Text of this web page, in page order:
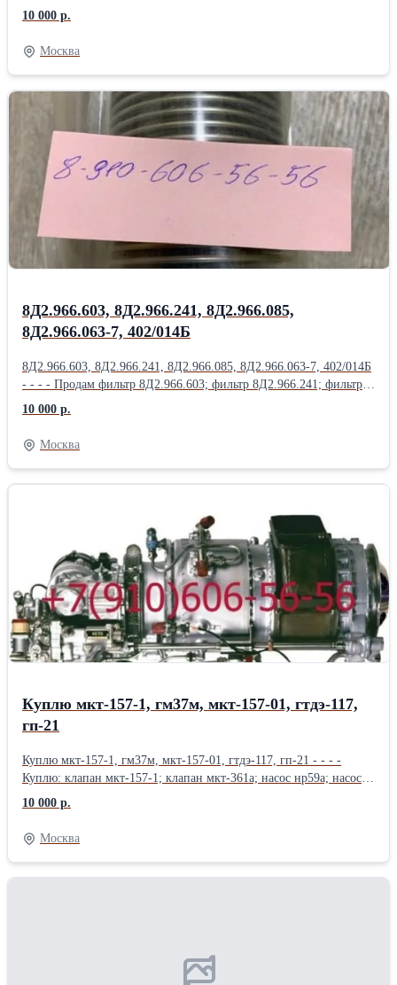
Насос 888А; Насос 888СТ; Насос 890; Насос 890С; Насос 892АМ;
Продам Насос 918 (МТ-800 ); Насос 918А ( МТ-800 );
Насос 918Б ( МТ-800 ); Насос БНК-10ТК; Насос БНК-12ТК;
Насос 4062 ( МТ-800 ); Насос 435ФТ; Продам
Насос 463Б (МВ-280Б); Насос 465А; Насос 465Д (МП-6000-2с);
Насос 465К; Насос 465К ( Д-4500К); Насос 465МТВ; Продам
Насос 465МТВ (Д-1500ТВ); Насос 465П; Насос 623;
Насос 623АНМ; Насос 623Б; Насос 623К; Насос 623КП;
Насос 623Т1; Продам Насос 623Я; Насос 702М.500; Насос 876А;
Насос ДЦН-44С ТВ-Т; Насос ДЦН44С-ТВ-Т; Насос НД144-
22; НД-8С; Насос НП25-5; Продам Насос НП25-5Л; Насос НП25-
10 000 р.
Москва
8Д2.966.603, 8Д2.966.241, 8Д2.966.085,
8Д2.966.063-7, 402/014Б
8Д2.966.603, 8Д2.966.241, 8Д2.966.085, 8Д2.966.063-7, 402/014Б
- - - - Продам фильтр 8Д2.966.603; фильтр 8Д2.966.241; фильтр
8Д2.966.085; фильтр 8Д2.966.063-7; фильтр 402/014Б; фильтр
8Д2.966.457; Продам фильтр 8Д2.966.458; фильтр 8Д2.966.511-
15; фильтр 8Д2.966.041-1; фильтр 8Д2.966.041-2; фильтр
8Д2.966.041-8; Продам Фильтропакет 8Д2.966.034-2
Фильтропакет 8Д2.966.034-4; Фильтропакет 8Д2.966.034-6;
8Д2.966.034-15; Фильтропакет 8Д2.966.034-16; Продам
Фильтропакет 8Д2.966.034-17; Фильтропакет 8Д2.966.034-18;
фильтродиск 8Д6.270.001-1; фильтродиск 8Д6.270.001-2;
фильтродиск 8Д6.270.001-3; Продам фильтродиск 8Д6.270.001-4;
фильтродиск 8Д6.270.001-5; фильтродиск 8Д6.270.001-6
10 000 р.
Москва
Куплю мкт-157-1, гм37м, мкт-157-01, гтдэ-117,
гп-21
Куплю мкт-157-1, гм37м, мкт-157-01, гтдэ-117, гп-21 - - - -
Куплю: клапан мкт-157-1; клапан мкт-361а; насос нр59а; насос
рсф59а; Привод-генератор гп-21; газотурбинный двигатель-
энергоузел гтдэ-117; фильтр 340.044а; гидромотор гм37м; Куплю:
фильтр 330.100а; фильтр 15гф17сн-1; фильтр 15гф17бн-1; фильтр
8Д2.966.022-7; фильтр 8Д2.966.021-2; фильтр 8Д2.966.516-05;
фильтр 8Д2.966.512-06; фильтр 8Д2.966.515-04; Куплю: фильтр
МП-750ТВ; электромагнит ЭМТ-123; Куплю: кран КЭ53-8;
10 000 р.
Москва